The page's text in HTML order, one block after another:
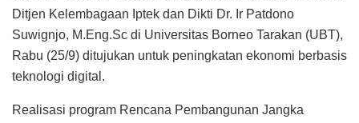
Ditjen Kelembagaan Iptek dan Dikti Dr. Ir Patdono
Suwignjo, M.Eng.Sc di Universitas Borneo Tarakan (UBT),
Rabu (25/9) ditujukan untuk peningkatan ekonomi berbasis
teknologi digital.
Realisasi program Rencana Pembangunan Jangka